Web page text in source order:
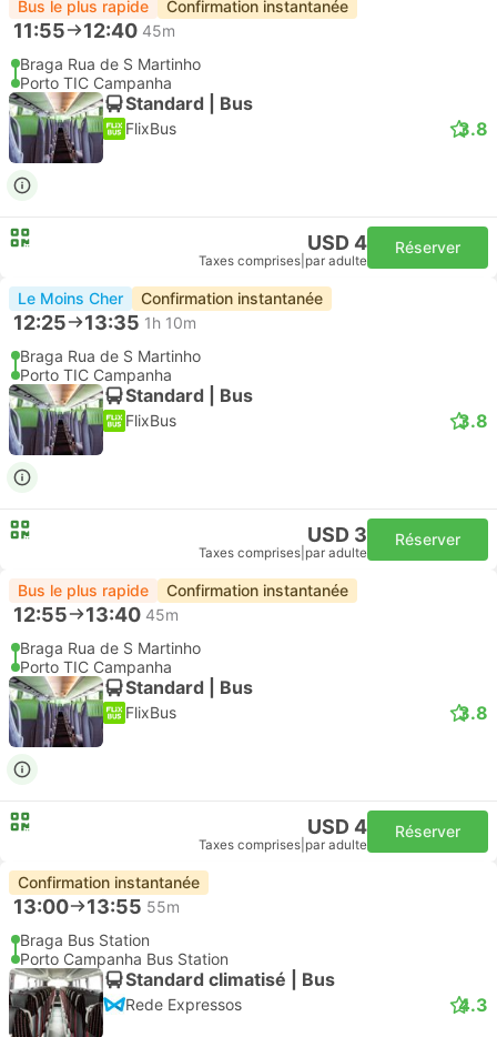
Bus le plus rapide Confirmation instantanée
11:55 12:40 45m
Braga Rua de S Martinho
Porto TIC Campanha
Standard | Bus
FlixBus 3.8
USD 4
Taxes comprises par adulte
Réserver
Le Moins Cher Confirmation instantanée
12:25 13:35 1h 10m
Braga Rua de S Martinho
Porto TIC Campanha
Standard | Bus
FlixBus 3.8
USD 3
Taxes comprises par adulte
Réserver
Bus le plus rapide Confirmation instantanée
12:55 13:40 45m
Braga Rua de S Martinho
Porto TIC Campanha
Standard | Bus
FlixBus 3.8
USD 4
Taxes comprises par adulte
Réserver
Confirmation instantanée
13:00 13:55 55m
Braga Bus Station
Porto Campanha Bus Station
Standard climatisé | Bus
Rede Expressos 4.3